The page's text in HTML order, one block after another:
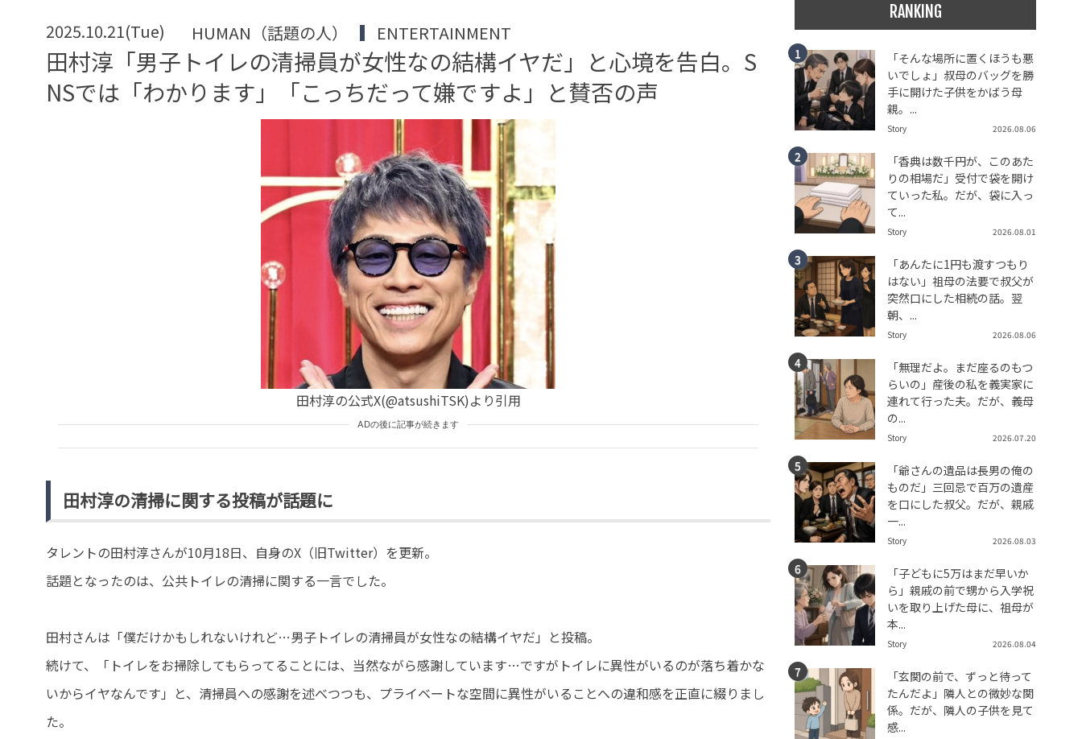
2025.10.21(Tue) HUMAN（話題の人） ENTERTAINMENT
田村淳「男子トイレの清掃員が女性なの結構イヤだ」と心境を告白。S
NSでは「わかります」「こっちだって嫌ですよ」と賛否の声
田村淳の公式X(@atsushiTSK)より引用
ADの後に記事が続きます
田村淳の清掃に関する投稿が話題に
タレントの田村淳さんが10月18日、自身のX（旧Twitter）を更新。
話題となったのは、公共トイレの清掃に関する一言でした。
田村さんは「僕だけかもしれないけれど…男子トイレの清掃員が女性なの結構イヤだ」と投稿。
続けて、「トイレをお掃除してもらってることには、当然ながら感謝しています…ですがトイレに異性がいるのが落ち着かな
いからイヤなんです」と、清掃員への感謝を述べつつも、プライベートな空間に異性がいることへの違和感を正直に綴りまし
た。
RANKING
「そんな場所に置くほうも悪
いでしょ」叔母のバッグを勝
手に開けた子供をかばう母
親。...
Story 2026.08.06
「香典は数千円が、このあた
りの相場だ」受付で袋を開け
ていった私。だが、袋に入っ
て...
Story 2026.08.01
「あんたに1円も渡すつもり
はない」祖母の法要で叔父が
突然口にした相続の話。翌
朝、...
Story 2026.08.06
「無理だよ。まだ座るのもつ
らいの」産後の私を義実家に
連れて行った夫。だが、義母
の...
Story 2026.07.20
「爺さんの遺品は長男の俺の
ものだ」三回忌で百万の遺産
を口にした叔父。だが、親戚
一...
Story 2026.08.03
「子どもに5万はまだ早いか
ら」親戚の前で甥から入学祝
いを取り上げた母に、祖母が
本...
Story 2026.08.04
「玄関の前で、ずっと待って
たんだよ」隣人との微妙な関
係。だが、隣人の子供を見て
感...